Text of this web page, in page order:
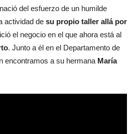
del esfuerzo de un humilde
actividad de su propio taller allá por
el negocio en el que ahora está al
. Junto a él en el Departamento de
encontramos a su hermana María